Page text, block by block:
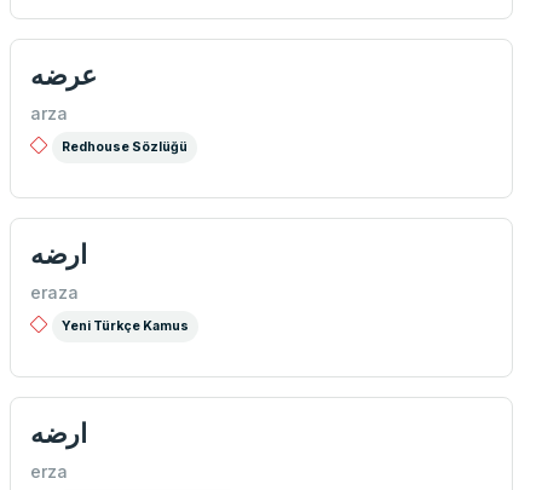
عرضه
arza
Redhouse Sözlüğü
ارضه
eraza
Yeni Türkçe Kamus
ارضه
erza